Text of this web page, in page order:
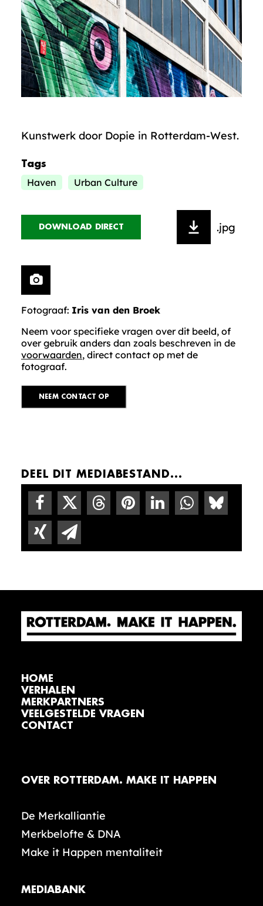
Kunstwerk door Dopie in Rotterdam-West.
Tags
Haven Urban Culture
DOWNLOAD DIRECT .jpg
Fotograaf: Iris van den Broek
Neem voor specifieke vragen over dit beeld, of
over gebruik anders dan zoals beschreven in de
voorwaarden, direct contact op met de
fotograaf.
NEEM CONTACT OP
DEEL DIT MEDIABESTAND...
HOME
VERHALEN
MERKPARTNERS
VEELGESTELDE VRAGEN
CONTACT
OVER ROTTERDAM. MAKE IT HAPPEN
De Merkalliantie
Merkbelofte & DNA
Make it Happen mentaliteit
MEDIABANK